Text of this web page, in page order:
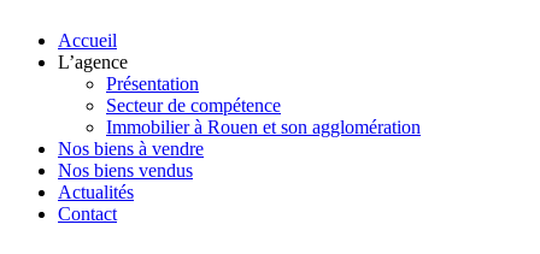
Accueil
L’agence
Présentation
Secteur de compétence
Immobilier à Rouen et son agglomération
Nos biens à vendre
Nos biens vendus
Actualités
Contact